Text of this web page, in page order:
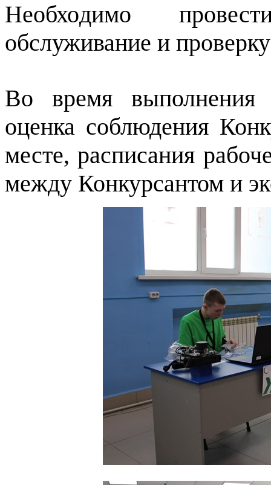
Необходимо
обслуживание и
Во время выполнения
оценка соблюдения
месте, расписания
между Конкурсантом и